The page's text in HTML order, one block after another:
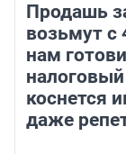
Продашь
возьмут с
нам
коснется
даже